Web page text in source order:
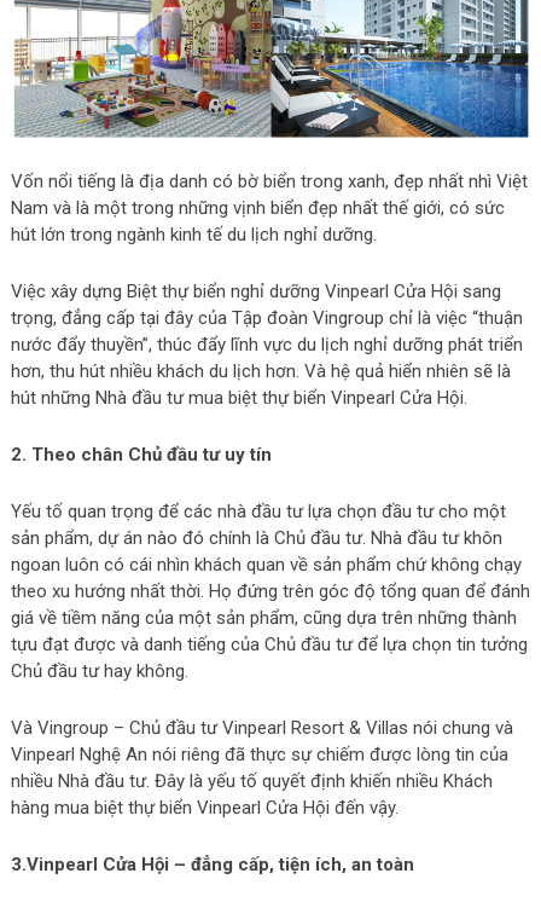
Vốn nổi tiếng là địa danh có bờ biển trong xanh, đẹp nhất nhì Việt
Nam và là một trong những vịnh biển đẹp nhất thế giới, có sức
hút lớn trong ngành kinh tế du lịch nghỉ dưỡng.
Việc xây dựng Biệt thự biển nghỉ dưỡng Vinpearl Cửa Hội sang
trọng, đẳng cấp tại đây của Tập đoàn Vingroup chỉ là việc “thuận
nước đẩy thuyền”, thúc đẩy lĩnh vực du lịch nghỉ dưỡng phát triển
hơn, thu hút nhiều khách du lịch hơn. Và hệ quả hiển nhiên sẽ là
hút những Nhà đầu tư mua biệt thự biển Vinpearl Cửa Hội.
2. Theo chân Chủ đầu tư uy tín
Yếu tố quan trọng để các nhà đầu tư lựa chọn đầu tư cho một
sản phẩm, dự án nào đó chính là Chủ đầu tư. Nhà đầu tư khôn
ngoan luôn có cái nhìn khách quan về sản phẩm chứ không chạy
theo xu hướng nhất thời. Họ đứng trên góc độ tổng quan để đánh
giá về tiềm năng của một sản phẩm, cũng dựa trên những thành
tựu đạt được và danh tiếng của Chủ đầu tư để lựa chọn tin tưởng
Chủ đầu tư hay không.
Và Vingroup – Chủ đầu tư Vinpearl Resort & Villas nói chung và
Vinpearl Nghệ An nói riêng đã thực sự chiếm được lòng tin của
nhiều Nhà đầu tư. Đây là yếu tố quyết định khiến nhiều Khách
hàng mua biệt thự biển Vinpearl Cửa Hội đến vậy.
3.Vinpearl Cửa Hội – đẳng cấp, tiện ích, an toàn